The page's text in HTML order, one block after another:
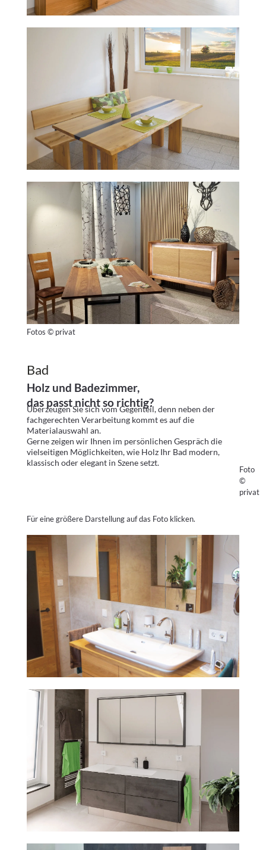
Fotos © privat
Bad
Foto
©
privat
Holz und Badezimmer,
das passt nicht so richtig?
Überzeugen Sie sich vom Gegenteil, denn neben der
fachgerechten Verarbeitung kommt es auf die
Materialauswahl an.
Gerne zeigen wir Ihnen im persönlichen Gespräch die
vielseitigen Möglichkeiten, wie Holz Ihr Bad modern,
klassisch oder elegant in Szene setzt.
Für eine größere Darstellung auf das Foto klicken.